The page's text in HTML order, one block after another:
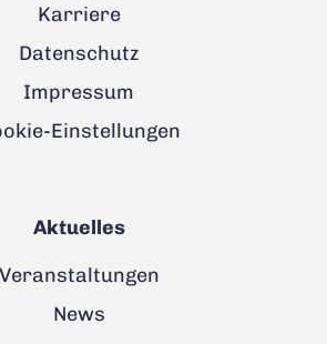
Karriere
Datenschutz
Impressum
Einstellungen
Aktuelles
Veranstaltungen
News